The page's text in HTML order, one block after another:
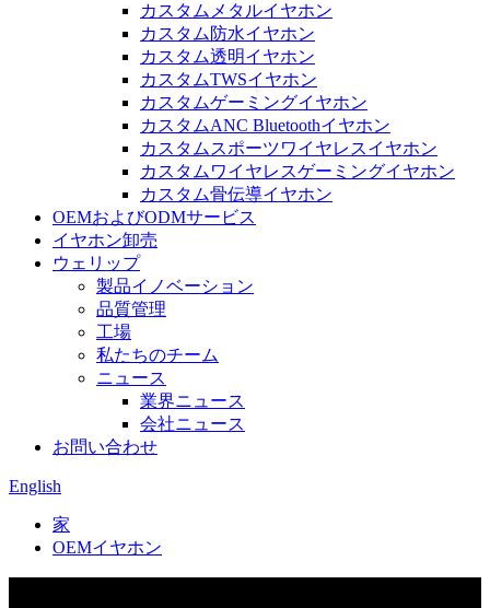
カスタムメタルイヤホン
カスタム防水イヤホン
カスタム透明イヤホン
カスタムTWSイヤホン
カスタムゲーミングイヤホン
カスタムANC Bluetoothイヤホン
カスタムスポーツワイヤレスイヤホン
カスタムワイヤレスゲーミングイヤホン
カスタム骨伝導イヤホン
OEMおよびODMサービス
イヤホン卸売
ウェリップ
製品イノベーション
品質管理
工場
私たちのチーム
ニュース
業界ニュース
会社ニュース
お問い合わせ
English
家
OEMイヤホン